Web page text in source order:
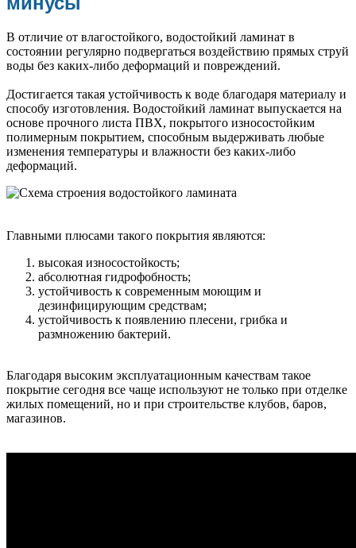
В отличие от влагостойкого, водостойкий ламинат в
состоянии регулярно подвергаться воздействию прямых струй
воды без каких-либо деформаций и повреждений.
Достигается такая устойчивость к воде благодаря материалу и
способу изготовления. Водостойкий ламинат выпускается на
основе прочного листа ПВХ, покрытого износостойким
полимерным покрытием, способным выдерживать любые
изменения температуры и влажности без каких-либо
деформаций.
Главными плюсами такого покрытия являются:
высокая износостойкость;
абсолютная гидрофобность;
устойчивость к современным моющим и
дезинфицирующим средствам;
устойчивость к появлению плесени, грибка и
размножению бактерий.
Благодаря высоким эксплуатационным качествам такое
покрытие сегодня все чаще используют не только при отделке
жилых помещений, но и при строительстве клубов, баров,
магазинов.